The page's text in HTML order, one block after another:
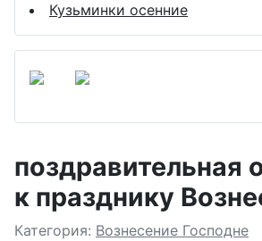
Кузьминки осенние
поздравительная
к празднику
Подробности
Категория: Вознесение Господне